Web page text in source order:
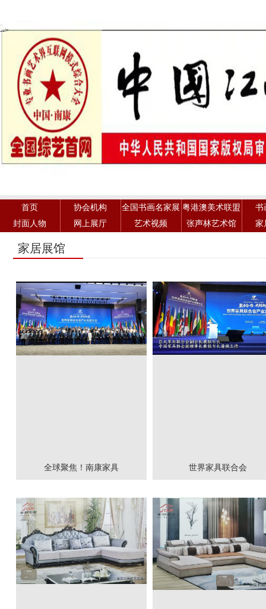
-->
首页 协会机构 全国书画名家展 粤港澳美术联盟
书
封面人物
网上展厅 艺术视频 张声林艺术馆 家
家居展馆
全球聚焦！南康家具 世界家具联合会